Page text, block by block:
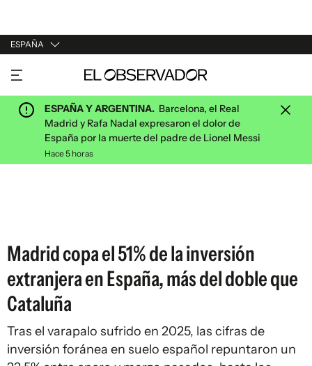
ESPAÑA
URUGUAY
ARGENTINA
ESPAÑA
ESTADOS UNIDOS
ESPAÑA Y ARGENTINA. Barcelona, el Real
Madrid y Rafa Nadal expresaron el dolor de
España por la muerte del padre de Lionel Messi
Hace 5 horas
Madrid copa el 51% de la inversión
extranjera en España, más del doble que
Cataluña
Tras el varapalo sufrido en 2025, las cifras de
inversión foránea en suelo español repuntaron un